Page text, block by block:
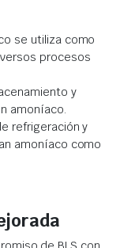
se utiliza como
procesos
y
amoníaco.
refrigeración y
amoníaco como